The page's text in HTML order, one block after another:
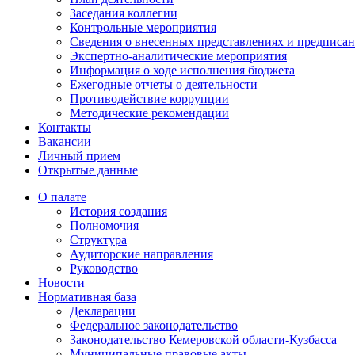
Заседания коллегии
Контрольные мероприятия
Сведения о внесенных представлениях и
Экспертно-аналитические мероприятия
Информация о ходе исполнения бюджета
Ежегодные отчеты о деятельности
Противодействие коррупции
Методические рекомендации
Контакты
Вакансии
Личный прием
Открытые данные
О палате
История создания
Полномочия
Структура
Аудиторские направления
Руководство
Новости
Нормативная база
Декларации
Федеральное законодательство
Законодательство Кемеровской области-Кузбасса